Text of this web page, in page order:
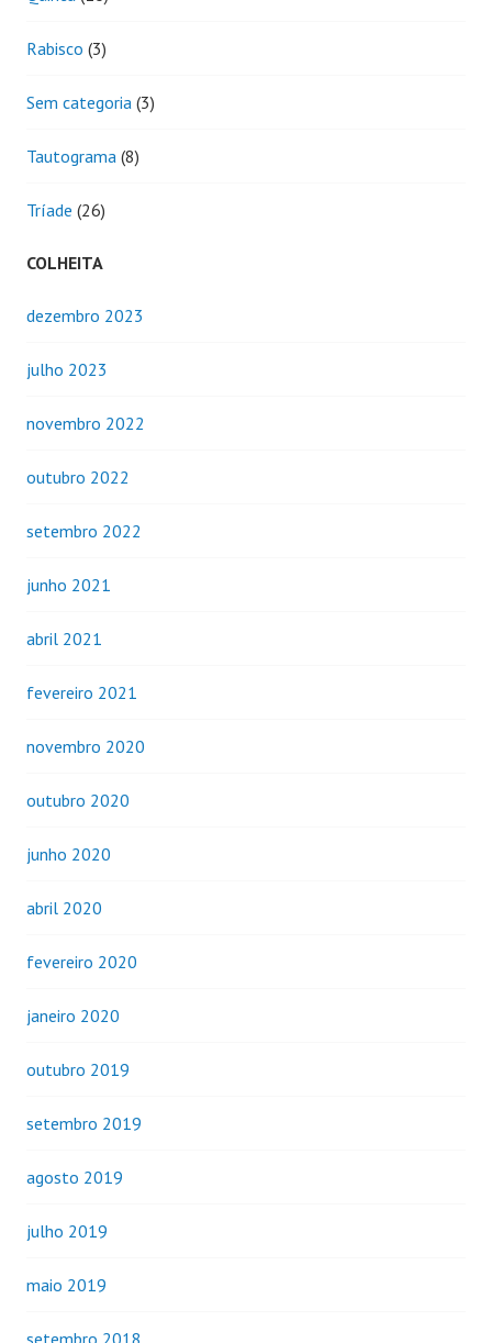
Rabisco (3)
Sem categoria (3)
Tautograma (8)
Tríade (26)
COLHEITA
dezembro 2023
julho 2023
novembro 2022
outubro 2022
setembro 2022
junho 2021
abril 2021
fevereiro 2021
novembro 2020
outubro 2020
junho 2020
abril 2020
fevereiro 2020
janeiro 2020
outubro 2019
setembro 2019
agosto 2019
julho 2019
maio 2019
setembro 2018